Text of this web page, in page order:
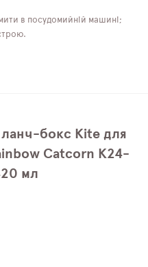
в посудомийній машині;
ланч-бокс Kite для
Catcorn K24-
мл